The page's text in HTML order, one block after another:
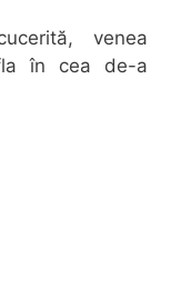
venea
în cea de-a